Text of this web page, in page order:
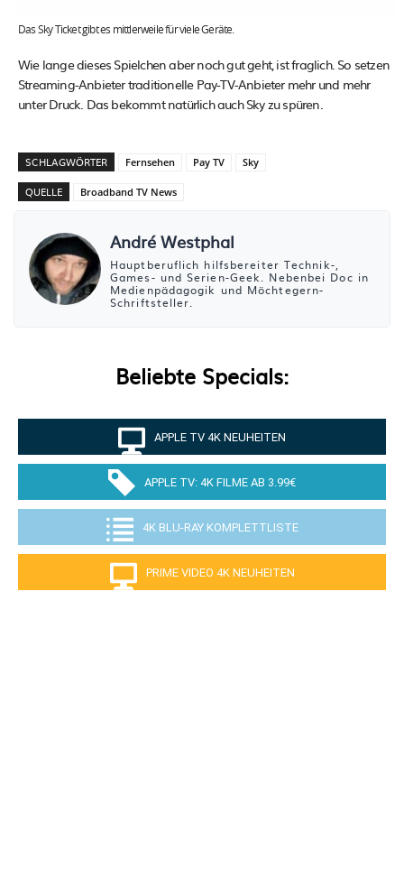
Das Sky Ticket gibt es mittlerweile für viele Geräte.
Wie lange dieses Spielchen aber noch gut geht, ist fraglich. So setzen
Streaming-Anbieter traditionelle Pay-TV-Anbieter mehr und mehr
unter Druck. Das bekommt natürlich auch Sky zu spüren.
SCHLAGWÖRTER Fernsehen Pay TV Sky
QUELLE Broadband TV News
André Westphal
Hauptberuflich hilfsbereiter Technik-,
Games- und Serien-Geek. Nebenbei Doc in
Medienpädagogik und Möchtegern-
Schriftsteller.
Beliebte Specials:
APPLE TV 4K NEUHEITEN
APPLE TV: 4K FILME AB 3.99€
4K BLU-RAY KOMPLETTLISTE
PRIME VIDEO 4K NEUHEITEN